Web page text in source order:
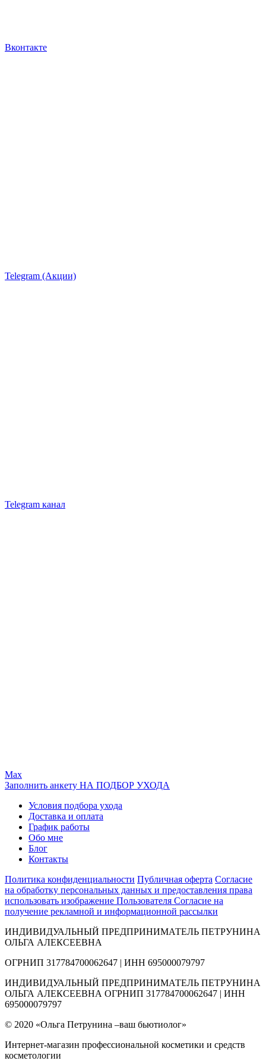
Вконтакте
Telegram (Акции)
Telegram канал
Max
Заполнить анкету НА ПОДБОР УХОДА
Условия подбора ухода
Доставка и оплата
График работы
Обо мне
Блог
Контакты
Политика конфиденциальности Публичная оферта Согласие
на обработку персональных данных и предоставления права
использовать изображение Пользователя Согласие на
получение рекламной и информационной рассылки
ИНДИВИДУАЛЬНЫЙ ПРЕДПРИНИМАТЕЛЬ ПЕТРУНИНА
ОЛЬГА АЛЕКСЕЕВНА
ОГРНИП 317784700062647 | ИНН 695000079797
ИНДИВИДУАЛЬНЫЙ ПРЕДПРИНИМАТЕЛЬ ПЕТРУНИНА
ОЛЬГА АЛЕКСЕЕВНА ОГРНИП 317784700062647 | ИНН
695000079797
© 2020 «Ольга Петрунина –ваш бьютиолог»
Интернет-магазин профессиональной косметики и средств
косметологии